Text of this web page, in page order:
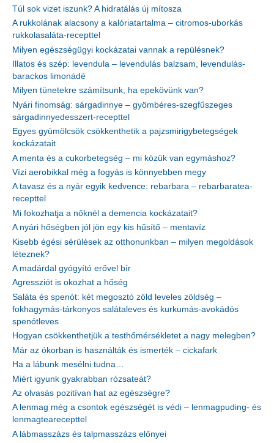
Túl sok vizet iszunk? A hidratálás új mítosza
A rukkolának alacsony a kalóriatartalma – citromos-uborkás
rukkolasaláta-recepttel
Milyen egészségügyi kockázatai vannak a repülésnek?
Illatos és szép: levendula – levendulás balzsam, levendulás-
barackos limonádé
Milyen tünetekre számítsunk, ha epekövünk van?
Nyári finomság: sárgadinnye – gyömbéres-szegfűszeges
sárgadinnyedesszert-recepttel
Egyes gyümölcsök csökkenthetik a pajzsmirigybetegségek
kockázatait
A menta és a cukorbetegség – mi közük van egymáshoz?
Vízi aerobikkal még a fogyás is könnyebben megy
A tavasz és a nyár egyik kedvence: rebarbara – rebarbaratea-
recepttel
Mi fokozhatja a nőknél a demencia kockázatait?
A nyári hőségben jól jön egy kis hűsítő – mentavíz
Kisebb égési sérülések az otthonunkban – milyen megoldások
léteznek?
A madárdal gyógyító erővel bír
Agressziót is okozhat a hőség
Saláta és spenót: két megosztó zöld leveles zöldség –
fokhagymás-tárkonyos salátaleves és kurkumás-avokádós
spenótleves
Hogyan csökkenthetjük a testhőmérsékletet a nagy melegben?
Már az ókorban is használták és ismerték – cickafark
Ha a lábunk mesélni tudna…
Miért igyunk gyakrabban rózsateát?
Az olvasás pozitívan hat az egészségre?
A lenmag még a csontok egészségét is védi – lenmagpuding- és
lenmagtearecepttel
A lábmasszázs és talpmasszázs előnyei